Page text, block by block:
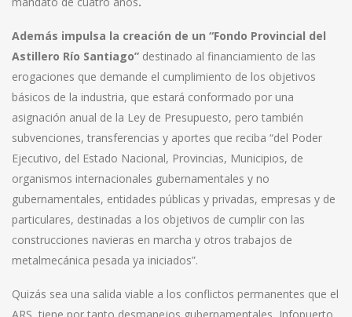
Además impulsa la creación de un “Fondo Provincial del
Astillero Río Santiago” destinado al financiamiento de las
erogaciones que demande el cumplimiento de los objetivos
básicos de la industria, que estará conformado por una
asignación anual de la Ley de Presupuesto, pero también
subvenciones, transferencias y aportes que reciba “del Poder
Ejecutivo, del Estado Nacional, Provincias, Municipios, de
organismos internacionales gubernamentales y no
gubernamentales, entidades públicas y privadas, empresas y de
particulares, destinadas a los objetivos de cumplir con las
construcciones navieras en marcha y otros trabajos de
metalmecánica pesada ya iniciados”.
Quizás sea una salida viable a los conflictos permanentes que el